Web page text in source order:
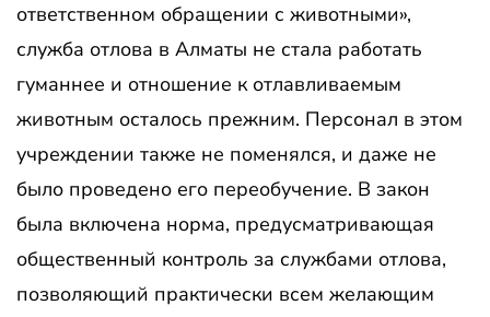
ответственном обращении с животными»,
служба отлова в Алматы не стала работать
гуманнее и отношение к отлавливаемым
животным осталось прежним. Персонал в этом
учреждении также не поменялся, и даже не
было проведено его переобучение. В закон
была включена норма, предусматривающая
общественный контроль за службами отлова,
позволяющий практически всем желающим